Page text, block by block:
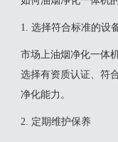
1. 选择符合标准的设
市场上油烟净化一体
选择有资质认证、符
净化能力。
2. 定期维护保养